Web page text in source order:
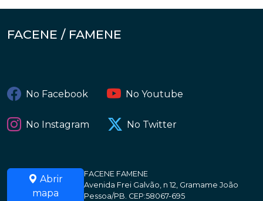
FACENE / FAMENE
No Facebook No Youtube
No Instagram No Twitter
Abrir
mapa
FACENE FAMENE
Avenida Frei Galvão, n 12, Gramame João
Pessoa/PB. CEP:58067-695